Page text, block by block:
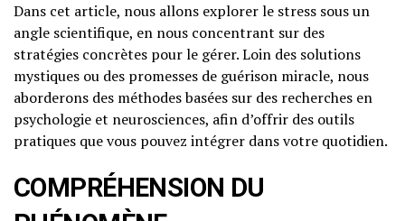
Dans cet article, nous allons explorer le stress sous un
angle scientifique, en nous concentrant sur des
stratégies concrètes pour le gérer. Loin des solutions
mystiques ou des promesses de guérison miracle, nous
aborderons des méthodes basées sur des recherches en
psychologie et neurosciences, afin d’offrir des outils
pratiques que vous pouvez intégrer dans votre quotidien.
COMPRÉHENSION DU